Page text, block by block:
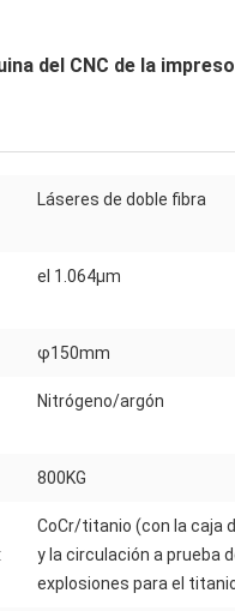
del CNC de la
Láseres de doble fibra
el 1.064μm
φ150mm
Nitrógeno/argón
800KG
CoCr/titanio (con la caja
y la circulación a prueba
explosiones para el